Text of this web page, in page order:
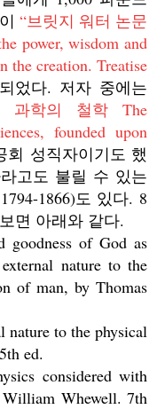
“브릿지 워터 논문
power, wisdom and
the creation. Treatise
었다. 저자 중에는
과학의 철학 The
founded upon
회 성직자이기도 했
고도 불릴 수 있는
1866)도 있다. 8
면 아래와 같다.
goodness of God as
nature to the
of man, by Thomas
nature to the physical
ed.
considered with
William Whewell. 7th